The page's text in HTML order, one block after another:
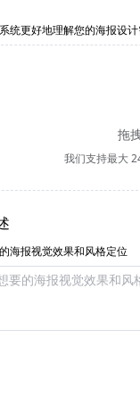
统更好地理解您的海报设
拖
我们支持最大
海报视觉效果和风格定位